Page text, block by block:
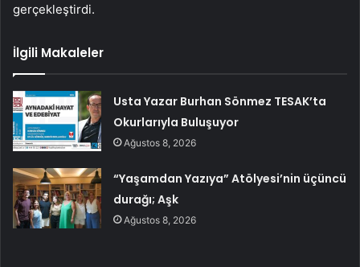
gerçekleştirdi.
İlgili Makaleler
Usta Yazar Burhan Sönmez TESAK’ta
Okurlarıyla Buluşuyor
Ağustos 8, 2026
“Yaşamdan Yazıya” Atölyesi’nin üçüncü
durağı; Aşk
Ağustos 8, 2026